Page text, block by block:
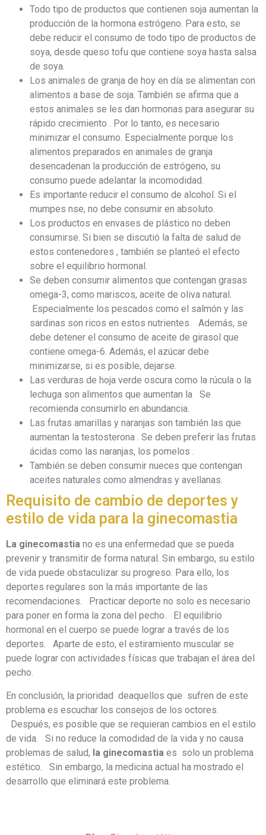
Todo tipo de productos que contienen soja aumentan la
producción de la hormona estrógeno. Para esto, se
debe reducir el consumo de todo tipo de productos de
soya, desde queso tofu que contiene soya hasta salsa
de soya.
Los animales de granja de hoy en día se alimentan con
alimentos a base de soja. También se afirma que a
estos animales se les dan hormonas para asegurar su
rápido crecimiento . Por lo tanto, es necesario
minimizar el consumo. Especialmente porque los
alimentos preparados en animales de granja
desencadenan la producción de estrógeno, su
consumo puede adelantar la incomodidad.
Es importante reducir el consumo de alcohol. Si el
mumpes nse, no debe consumir en absoluto.
Los productos en envases de plástico no deben
consumirse. Si bien se discutió la falta de salud de
estos contenedores , también se planteó el efecto
sobre el equilibrio hormonal.
Se deben consumir alimentos que contengan grasas
omega-3, como mariscos, aceite de oliva natural.
Especialmente los pescados como el salmón y las
sardinas son ricos en estos nutrientes. Además, se
debe detener el consumo de aceite de girasol que
contiene omega-6. Además, el azúcar debe
minimizarse, si es posible, dejarse.
Las verduras de hoja verde oscura como la rúcula o la
lechuga son alimentos que aumentan la Se
recomienda consumirlo en abundancia.
Las frutas amarillas y naranjas son también las que
aumentan la testosterona . Se deben preferir las frutas
ácidas como las naranjas, los pomelos .
También se deben consumir nueces que contengan
aceites naturales como almendras y avellanas.
Requisito de cambio de deportes y
estilo de vida para la ginecomastia
La ginecomastia no es una enfermedad que se pueda
prevenir y transmitir de forma natural. Sin embargo, su estilo
de vida puede obstaculizar su progreso. Para ello, los
deportes regulares son la más importante de las
recomendaciones. Practicar deporte no solo es necesario
para poner en forma la zona del pecho. El equilibrio
hormonal en el cuerpo se puede lograr a través de los
deportes. Aparte de esto, el estiramiento muscular se
puede lograr con actividades físicas que trabajan el área del
pecho.
En conclusión, la prioridad deaquellos que sufren de este
problema es escuchar los consejos de los octores.
Después, es posible que se requieran cambios en el estilo
de vida. Si no reduce la comodidad de la vida y no causa
problemas de salud, la ginecomastia es solo un problema
estético. Sin embargo, la medicina actual ha mostrado el
desarrollo que eliminará este problema.